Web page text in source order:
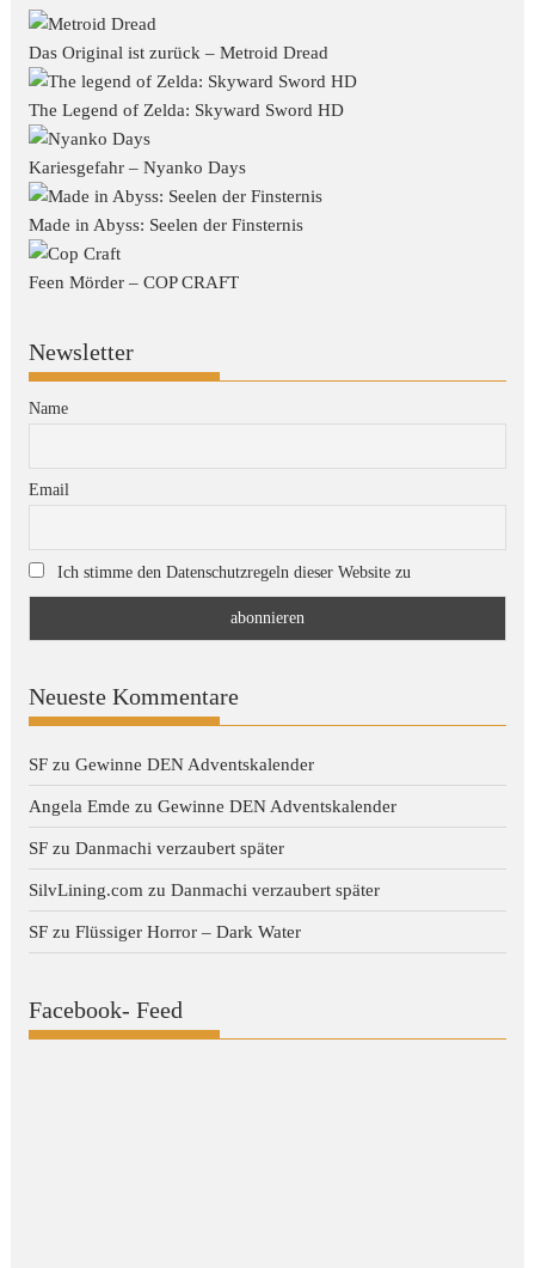
Das Original ist zurück – Metroid Dread
The Legend of Zelda: Skyward Sword HD
Kariesgefahr – Nyanko Days
Made in Abyss: Seelen der Finsternis
Feen Mörder – COP CRAFT
Newsletter
Name
Email
Ich stimme den Datenschutzregeln dieser Website zu
Neueste Kommentare
SF zuGewinne DEN Adventskalender
Angela Emde zuGewinne DEN Adventskalender
SF zuDanmachi verzaubert später
SilvLining.com zuDanmachi verzaubert später
SF zuFlüssiger Horror – Dark Water
Facebook- Feed